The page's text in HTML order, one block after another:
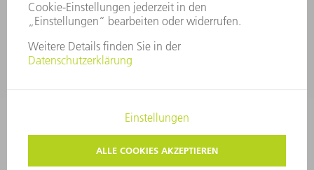
UNTERNEHMENSFÜHRUNG
IMPRESSUM
DATENSCHUTZ
COPYRIGHT UND MARKENZEICHEN
PRIVATSPHÄRE-EINSTELLUNGEN